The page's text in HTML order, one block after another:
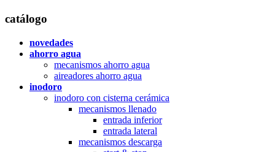
catálogo
novedades
ahorro agua
mecanismos ahorro agua
aireadores ahorro agua
inodoro
inodoro con cisterna cerámica
mecanismos llenado
entrada inferior
entrada lateral
mecanismos descarga